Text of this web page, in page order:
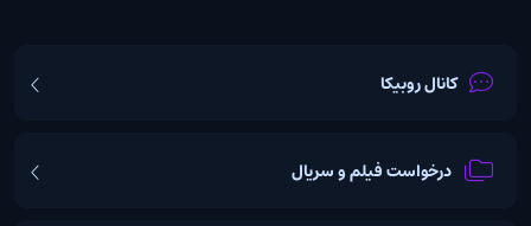
کانال روبیکا
درخواست فیلم و سریال